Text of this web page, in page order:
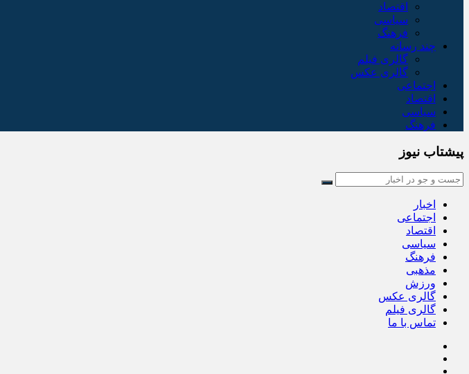
اقتصاد
سیاسی
فرهنگ
چند رسانه
گالری فیلم
گالری عکس
اجتماعی
اقتصاد
سیاسی
فرهنگ
پیشتاب نیوز
اخبار
اجتماعی
اقتصاد
سیاسی
فرهنگ
مذهبی
ورزش
گالری عکس
گالری فیلم
تماس با ما